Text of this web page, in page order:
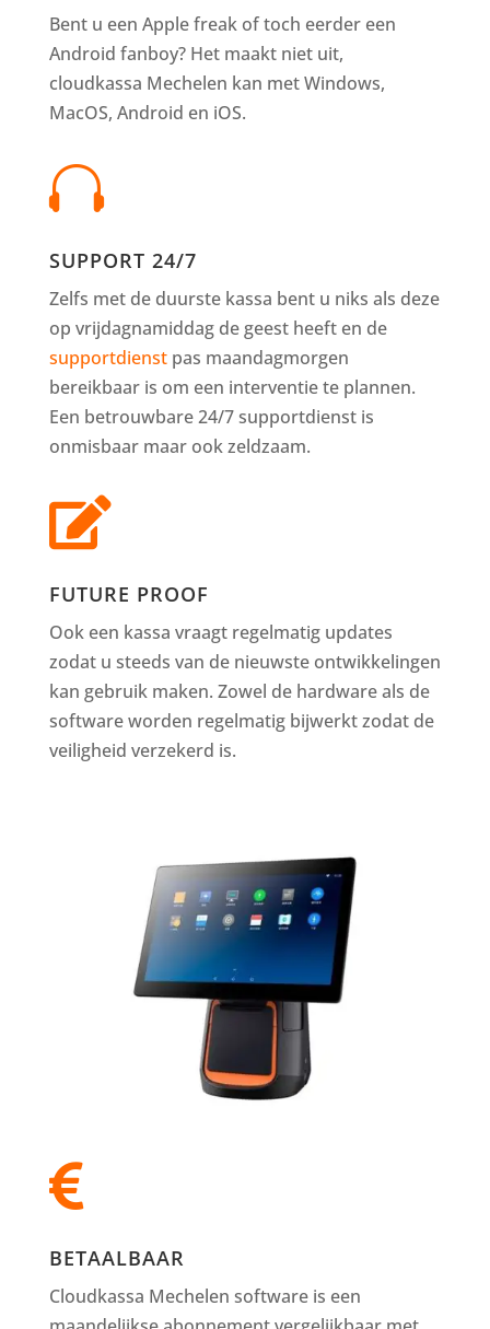
Bent u een Apple freak of toch eerder een
Android fanboy? Het maakt niet uit,
cloudkassa Mechelen kan met Windows,
MacOS, Android en iOS.

SUPPORT 24/7
Zelfs met de duurste kassa bent u niks als deze
op vrijdagnamiddag de geest heeft en de
supportdienstpas maandagmorgen
bereikbaar is om een interventie te plannen.
Een betrouwbare 24/7 supportdienst is
onmisbaar maar ook zeldzaam.

FUTURE PROOF
Ook een kassa vraagt regelmatig updates
zodat u steeds van de nieuwste ontwikkelingen
kan gebruik maken. Zowel de hardware als de
software worden regelmatig bijwerkt zodat de
veiligheid verzekerd is.

BETAALBAAR
Cloudkassa Mechelen software is een